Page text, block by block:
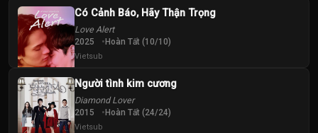
Có Cảnh Báo, Hãy Thận Trọng
Love Alert
2025 Hoàn Tất (10/10)
Vietsub
Người tình kim cương
Diamond Lover
2015 Hoàn Tất (24/24)
Vietsub